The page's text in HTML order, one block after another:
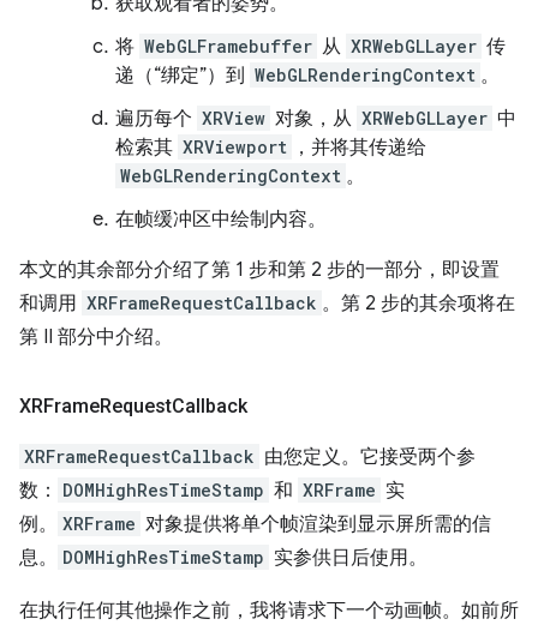
将 WebGLFramebuffer 从 XRWebGLLayer 传
递（“绑定”）到 WebGLRenderingContext 。
遍历每个 XRView 对象，从 XRWebGLLayer 中
检索其 XRViewport ，并将其传递给
WebGLRenderingContext 。
在帧缓冲区中绘制内容。
本文的其余部分介绍了第 1 步和第 2 步的一部分，即设置
和调用 XRFrameRequestCallback 。第 2 步的其余项将在
第 II 部分中介绍。
XRFrameRequestCallback
XRFrameRequestCallback 由您定义。它接受两个参
数：
DOMHighResTimeStamp 和 XRFrame 实
例。
XRFrame 对象提供将单个帧渲染到显示屏所需的信
息。
DOMHighResTimeStamp 实参供日后使用。
在执行任何其他操作之前，我将请求下一个动画帧。如前所